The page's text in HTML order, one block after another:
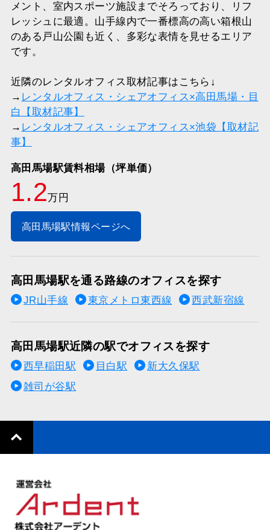
メント、室内スポーツ施設までそろっており、リフ
レッシュに最適。山手線内で一番標高の高い箱根山
のある戸山公園も近く、多彩な表情を見せるエリア
です。
近隣のレンタルオフィス取材記事はこちら↓
→ レンタルオフィス・シェアオフィス×高田馬場・目
白【取材記事】
→ レンタルオフィス・シェアオフィス×池袋【取材記
事】
高田馬場駅賃料相場（坪単価）
1.2万円
高田馬場駅情報ページへ
高田馬場駅を通る路線のオフィスを探す
JR山手線 東京メトロ東西線 西武新宿線
高田馬場駅近隣の駅でオフィスを探す
西早稲田駅 目白駅
新大久保駅
雑司が谷駅